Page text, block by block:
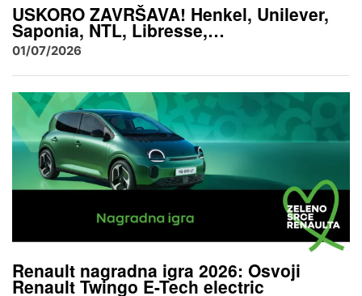
USKORO ZAVRŠAVA! Henkel, Unilever,
Saponia, NTL, Libresse,…
01/07/2026
Renault nagradna igra 2026: Osvoji
Renault Twingo E-Tech electric